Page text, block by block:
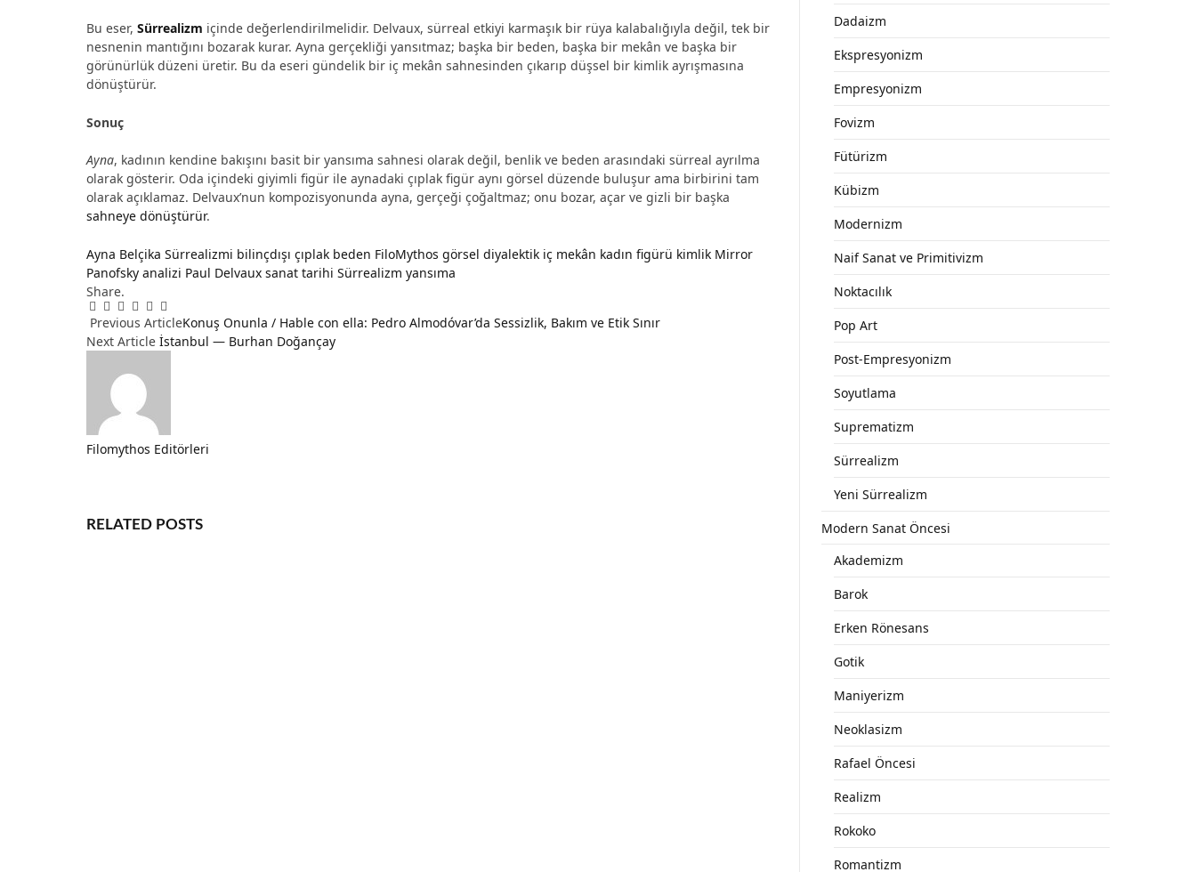
Bu eser, Sürrealizm içinde değerlendirilmelidir. Delvaux, sürreal etkiyi karmaşık bir rüya kalabalığıyla değil, tek bir
nesnenin mantığını bozarak kurar. Ayna gerçekliği yansıtmaz; başka bir beden, başka bir mekân ve başka bir
görünürlük düzeni üretir. Bu da eseri gündelik bir iç mekân sahnesinden çıkarıp düşsel bir kimlik ayrışmasına
dönüştürür.
Sonuç
Ayna, kadının kendine bakışını basit bir yansıma sahnesi olarak değil, benlik ve beden arasındaki sürreal ayrılma
olarak gösterir. Oda içindeki giyimli figür ile aynadaki çıplak figür aynı görsel düzende buluşur ama birbirini tam
olarak açıklamaz. Delvaux’nun kompozisyonunda ayna, gerçeği çoğaltmaz; onu bozar, açar ve gizli bir başka
sahneye dönüştürür.
Ayna Belçika Sürrealizmi bilinçdışı çıplak beden FiloMythos görsel diyalektik iç mekân kadın figürü kimlik Mirror
Panofsky analizi Paul Delvaux sanat tarihi Sürrealizm yansıma
Share.
Facebook
Twitter
Pinterest
LinkedIn
Tumblr
Email
Previous ArticleKonuş Onunla / Hable con ella: Pedro Almodóvar’da Sessizlik, Bakım ve Etik Sınır
Next Article İstanbul — Burhan Doğançay
Filomythos Editörleri
RELATED POSTS
Dadaizm
Ekspresyonizm
Empresyonizm
Fovizm
Fütürizm
Kübizm
Modernizm
Naif Sanat ve Primitivizm
Noktacılık
Pop Art
Post-Empresyonizm
Soyutlama
Suprematizm
Sürrealizm
Yeni Sürrealizm
Modern Sanat Öncesi
Akademizm
Barok
Erken Rönesans
Gotik
Maniyerizm
Neoklasizm
Rafael Öncesi
Realizm
Rokoko
Romantizm